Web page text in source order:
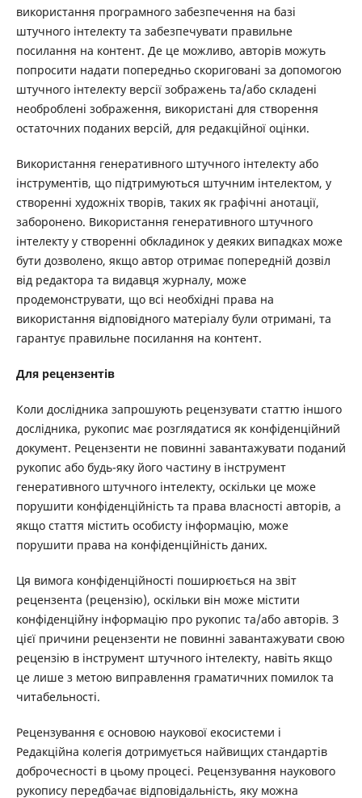
використання програмного забезпечення на базі
штучного інтелекту та забезпечувати правильне
посилання на контент. Де це можливо, авторів можуть
попросити надати попередньо скориговані за допомогою
штучного інтелекту версії зображень та/або складені
необроблені зображення, використані для створення
остаточних поданих версій, для редакційної оцінки.
Використання генеративного штучного інтелекту або
інструментів, що підтримуються штучним інтелектом, у
створенні художніх творів, таких як графічні анотації,
заборонено. Використання генеративного штучного
інтелекту у створенні обкладинок у деяких випадках може
бути дозволено, якщо автор отримає попередній дозвіл
від редактора та видавця журналу, може
продемонструвати, що всі необхідні права на
використання відповідного матеріалу були отримані, та
гарантує правильне посилання на контент.
Для рецензентів
Коли дослідника запрошують рецензувати статтю іншого
дослідника, рукопис має розглядатися як конфіденційний
документ. Рецензенти не повинні завантажувати поданий
рукопис або будь-яку його частину в інструмент
генеративного штучного інтелекту, оскільки це може
порушити конфіденційність та права власності авторів, а
якщо стаття містить особисту інформацію, може
порушити права на конфіденційність даних.
Ця вимога конфіденційності поширюється на звіт
рецензента (рецензію), оскільки він може містити
конфіденційну інформацію про рукопис та/або авторів. З
цієї причини рецензенти не повинні завантажувати свою
рецензію в інструмент штучного інтелекту, навіть якщо
це лише з метою виправлення граматичних помилок та
читабельності.
Рецензування є основою наукової екосистеми і
Редакційна колегія дотримується найвищих стандартів
доброчесності в цьому процесі. Рецензування наукового
рукопису передбачає відповідальність, яку можна